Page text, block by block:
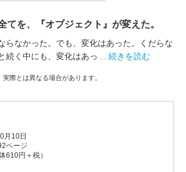
てを、『オブジェクト』が変えた。
らなかった。でも、変化はあった。くだらな
続く中にも、変化はあっ
…続きを読む
際とは異なる場合があります。
月10日
ページ
610円＋税）